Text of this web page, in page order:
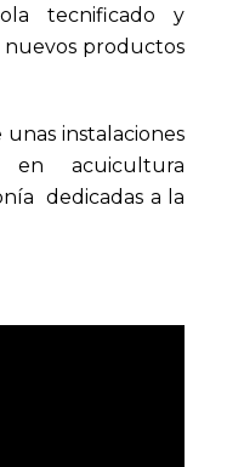
tecnificado y
nuevos productos
instalaciones
en acuicultura
dedicadas a la